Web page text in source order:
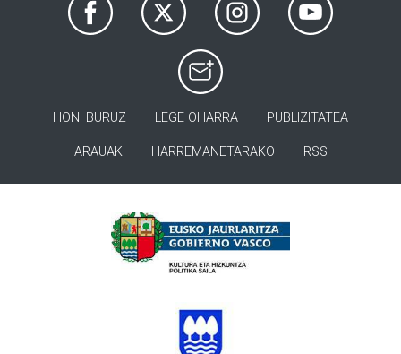
HONI BURUZ LEGE OHARRA PUBLIZITATEA
ARAUAK HARREMANETARAKO RSS